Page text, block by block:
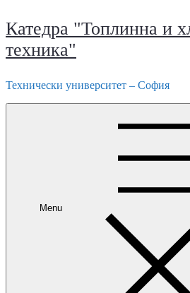
Катедра "Топлинна и
техника"
Технически университет – София
Menu